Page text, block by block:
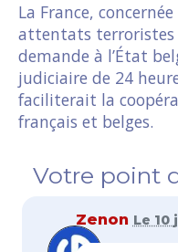
La France,
attentats terroristes
demande à l’État
judiciaire de 24
faciliterait la
français et belges.
Votre point
Zenon Le 10